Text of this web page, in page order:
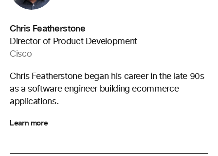
Chris Featherstone
Director of Product Development
Cisco
Chris Featherstone began his career in the late 90s
as a software engineer building ecommerce
applications.
Learn more